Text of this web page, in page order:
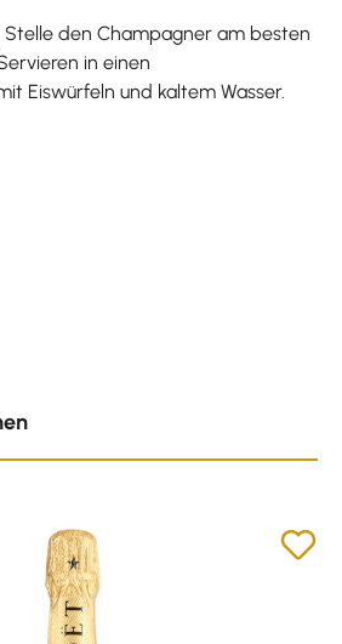
Stelle den Champagner am besten
in einen
Eiswürfeln und kaltem Wasser.